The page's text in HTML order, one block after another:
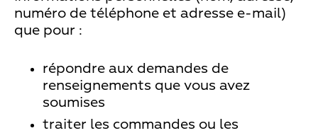
numéro de téléphone et adresse e-mail)
que pour :
répondre aux demandes de
renseignements que vous avez
soumises
traiter les commandes ou les